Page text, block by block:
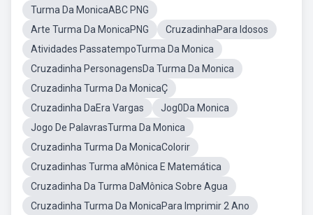
Turma Da MonicaABC PNG
Arte Turma Da MonicaPNG
CruzadinhaPara Idosos
Atividades PassatempoTurma Da Monica
Cruzadinha PersonagensDa Turma Da Monica
Cruzadinha Turma Da MonicaÇ
Cruzadinha DaEra Vargas
Jog0Da Monica
Jogo De PalavrasTurma Da Monica
Cruzadinha Turma Da MonicaColorir
Cruzadinhas Turma aMônica E Matemática
Cruzadinha Da Turma DaMônica Sobre Agua
Cruzadinha Turma Da MonicaPara Imprimir 2 Ano